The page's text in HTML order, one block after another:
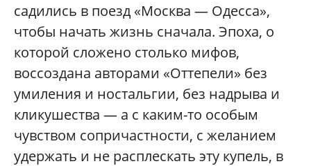
садились в поезд «Москва — Одесса»,
чтобы начать жизнь сначала. Эпоха, о
которой сложено столько мифов,
воссоздана авторами «Оттепели» без
умиления и ностальгии, без надрыва и
кликушества — а с каким-то особым
чувством сопричастности, с желанием
удержать и не расплескать эту купель, в